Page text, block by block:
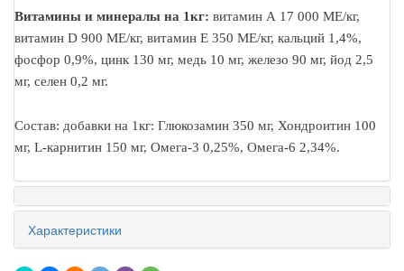
Витамины и минералы на 1кг: витамин А 17 000 ME/кг,
витамин D 900 ME/кг, витамин E 350 ME/кг, кальций 1,4%,
фосфор 0,9%, цинк 130 мг, медь 10 мг, железо 90 мг, йод 2,5
мг, селен 0,2 мг.
Состав: добавки на 1кг: Глюкозамин 350 мг, Хондроитин 100
мг, L-карнитин 150 мг, Омега-3 0,25%, Омега-6 2,34%.
Характеристики